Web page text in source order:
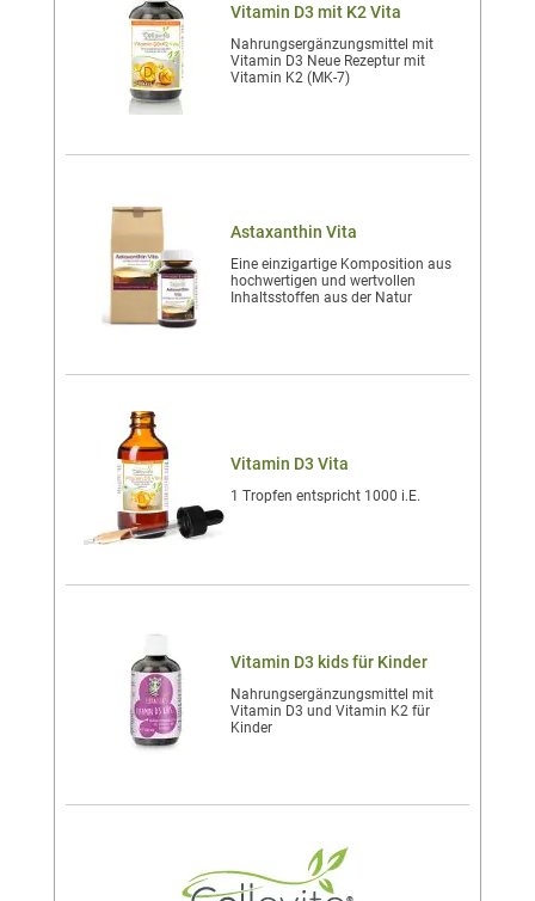
Vitamin D3 mit K2 Vita
Nahrungsergänzungsmittel mit
Vitamin D3 Neue Rezeptur mit
Vitamin K2 (MK-7)
Astaxanthin Vita
Eine einzigartige Komposition aus
hochwertigen und wertvollen
Inhaltsstoffen aus der Natur
Vitamin D3 Vita
1 Tropfen entspricht 1000 i.E.
Vitamin D3 kids für Kinder
Nahrungsergänzungsmittel mit
Vitamin D3 und Vitamin K2 für
Kinder